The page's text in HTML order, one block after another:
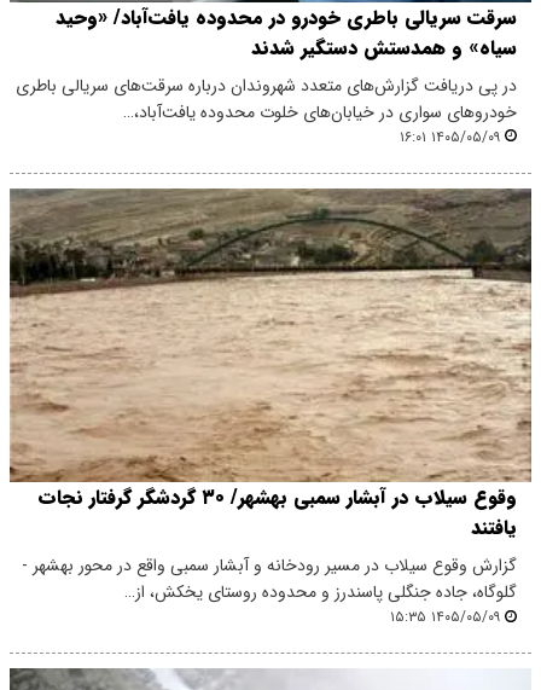
سرقت سریالی باطری خودرو در محدوده یافت‌آباد/ «وحید
سیاه» و همدستش دستگیر شدند
در پی دریافت گزارش‌های متعدد شهروندان درباره سرقت‌های سریالی باطری
خودروهای سواری در خیابان‌های خلوت محدوده یافت‌آباد،…
۱۴۰۵/۰۵/۰۹ ۱۶:۰۱
وقوع سیلاب در آبشار سمبی بهشهر/ ۳۰ گردشگر گرفتار نجات
یافتند
گزارش وقوع سیلاب در مسیر رودخانه و آبشار سمبی واقع در محور بهشهر -
گلوگاه، جاده جنگلی پاسندرز و محدوده روستای یخکش، از…
۱۴۰۵/۰۵/۰۹ ۱۵:۳۵